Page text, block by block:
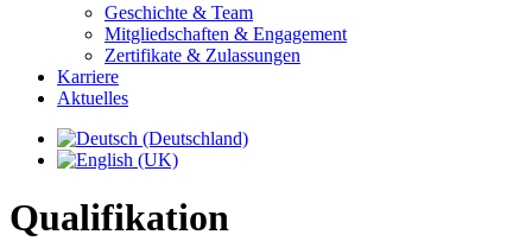
Geschichte & Team
Mitgliedschaften & Engagement
Zertifikate & Zulassungen
Karriere
Aktuelles
Qualifikation